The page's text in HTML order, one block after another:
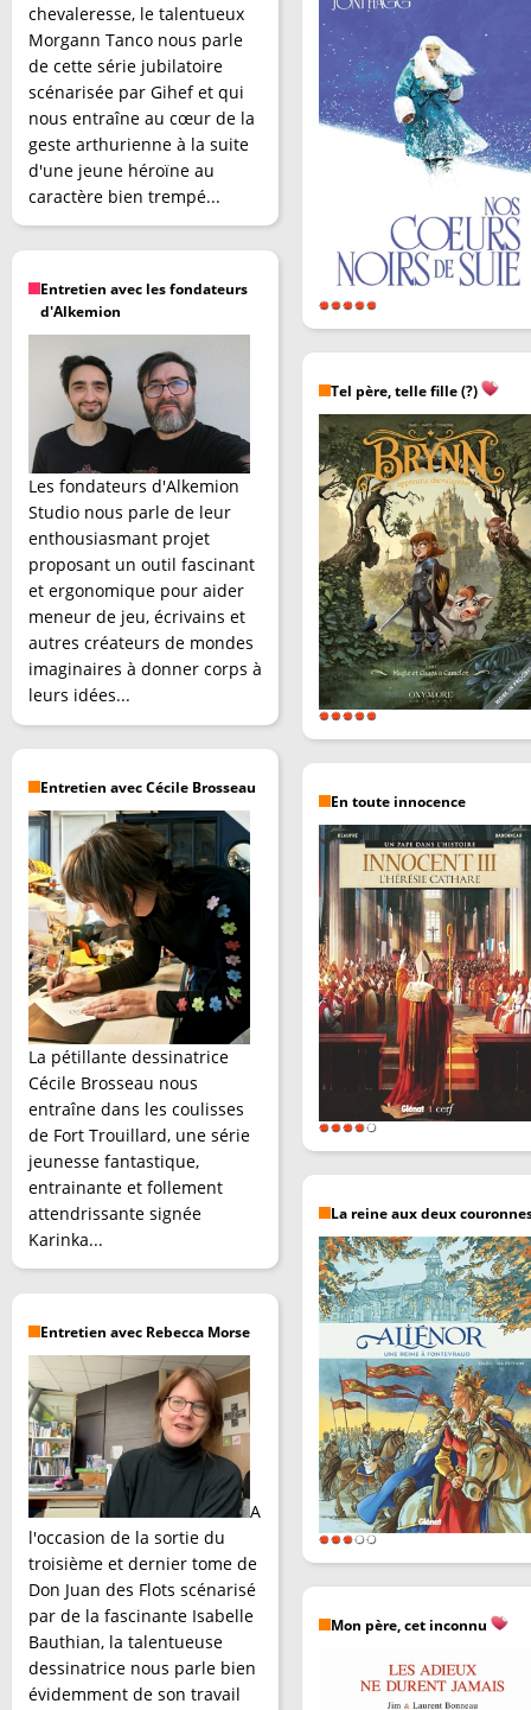
chevaleresse, le talentueux
Morgann Tanco nous parle
de cette série jubilatoire
scénarisée par Gihef et qui
nous entraîne au cœur de la
geste arthurienne à la suite
d'une jeune héroïne au
caractère bien trempé...
Entretien avec les fondateurs
d'Alkemion
Les fondateurs d'Alkemion
Studio nous parle de leur
enthousiasmant projet
proposant un outil fascinant
et ergonomique pour aider
meneur de jeu, écrivains et
autres créateurs de mondes
imaginaires à donner corps à
leurs idées...
Entretien avec Cécile Brosseau
La pétillante dessinatrice
Cécile Brosseau nous
entraîne dans les coulisses
de Fort Trouillard, une série
jeunesse fantastique,
entrainante et follement
attendrissante signée
Karinka...
Entretien avec Rebecca Morse
A
l'occasion de la sortie du
troisième et dernier tome de
Don Juan des Flots scénarisé
par de la fascinante Isabelle
Bauthian, la talentueuse
dessinatrice nous parle bien
évidemment de son travail
Tel père, telle fille (?)
En toute innocence
La reine aux deux
Mon père, cet inconnu